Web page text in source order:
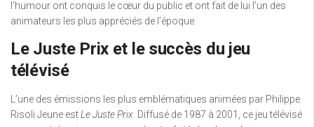
l’humour ont conquis le cœur du public et ont fait de lui l’un des
animateurs les plus appréciés de l’époque.
Le Juste Prix et le succès du jeu
télévisé
L’une des émissions les plus emblématiques animées par Philippe
Risoli Jeune estLe Juste Prix . Diffusé de 1987 à 2001, ce jeu télévisé